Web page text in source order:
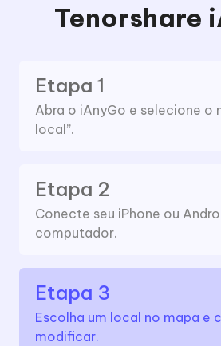
Tenorshare
Etapa 1
Abra o iAnyGo e selecione o
local”.
Etapa 2
Conecte seu iPhone ou
computador.
Etapa 3
Escolha um local no mapa e
modificar.